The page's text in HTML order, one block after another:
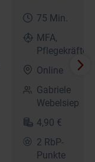
75 Min.
MFA,
Pflegekräfte
Online
Gabriele
Webelsiep
4,90 €
2 RbP-
Punkte